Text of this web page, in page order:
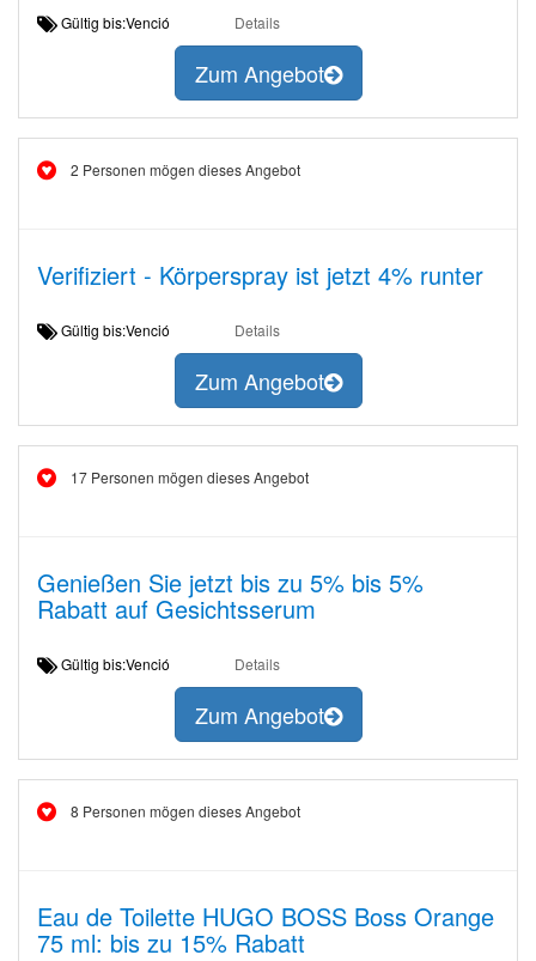
Gültig bis:Venció Details
Zum Angebot
2 Personen mögen dieses Angebot
Verifiziert - Körperspray ist jetzt 4% runter
Gültig bis:Venció Details
Zum Angebot
17 Personen mögen dieses Angebot
Genießen Sie jetzt bis zu 5% bis 5%
Rabatt auf Gesichtsserum
Gültig bis:Venció Details
Zum Angebot
8 Personen mögen dieses Angebot
Eau de Toilette HUGO BOSS Boss Orange
75 ml: bis zu 15% Rabatt